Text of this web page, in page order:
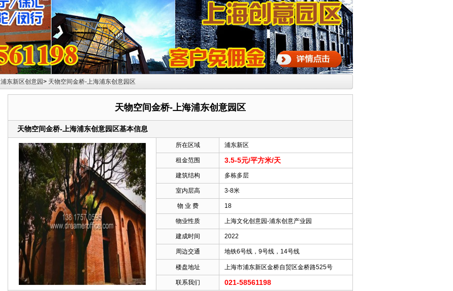
浦东新区创意园> 天物空间金桥-上海浦东创意园区
天物空间金桥-上海浦东创意园区
天物空间金桥-上海浦东创意园区基本信息
所在区域 浦东新区
租金范围 3.5-5元/平方米/天
建筑结构 多栋多层
室内层高 3-8米
物 业 费 18
物业性质 上海文化创意园-浦东创意产业园
建成时间 2022
周边交通 地铁6号线，9号线，14号线
楼盘地址 上海市浦东新区金桥自贸区金桥路525号
联系我们
021-58561198